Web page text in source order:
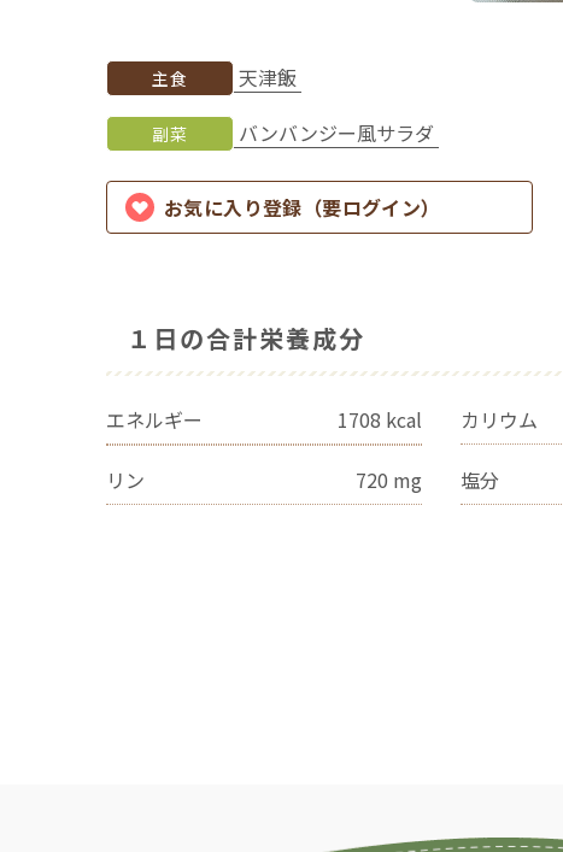
主食 天津飯
副菜 バンバンジー風サラダ
お気に入り登録（要ログイン）
１日の合計栄養成分
エネルギー 1708 kcal カリウム
リン 720 mg 塩分